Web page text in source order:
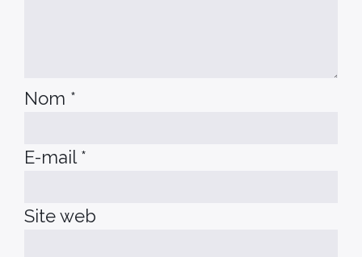
Nom *
E-mail *
Site web